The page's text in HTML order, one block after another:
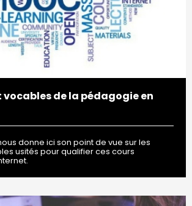
vocables de la pédagogie en
donne ici son point de vue sur les
usités pour qualifier ces cours